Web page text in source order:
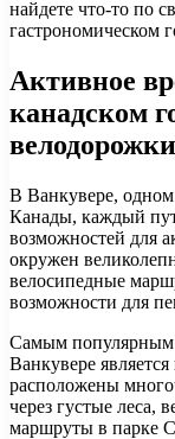
найдете что-то по
гастрономическом
Активное
канадском
велодорожки
В Ванкувере,
Канады, каждый
возможностей для
окружен
велосипедные
возможности для
Самым популярным
Ванкувере
расположены
через густые леса,
маршруты в парке